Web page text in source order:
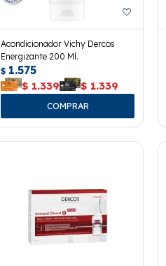
Acondicionador Vichy Dercos
Energizante 200 Ml.
$ 1.575
$ 1.339 $ 1.339